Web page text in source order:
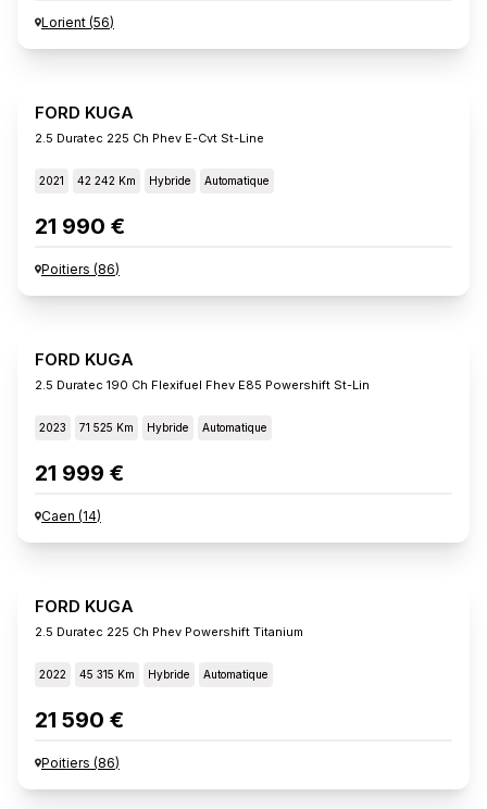
Lorient (56)
FORD KUGA
2.5 Duratec 225 Ch Phev E-Cvt St-Line
2021 42 242 Km Hybride Automatique
21 990 €
Poitiers (86)
FORD KUGA
2.5 Duratec 190 Ch Flexifuel Fhev E85 Powershift St-Lin
2023 71 525 Km Hybride Automatique
21 999 €
Caen (14)
FORD KUGA
2.5 Duratec 225 Ch Phev Powershift Titanium
2022 45 315 Km Hybride Automatique
21 590 €
Poitiers (86)